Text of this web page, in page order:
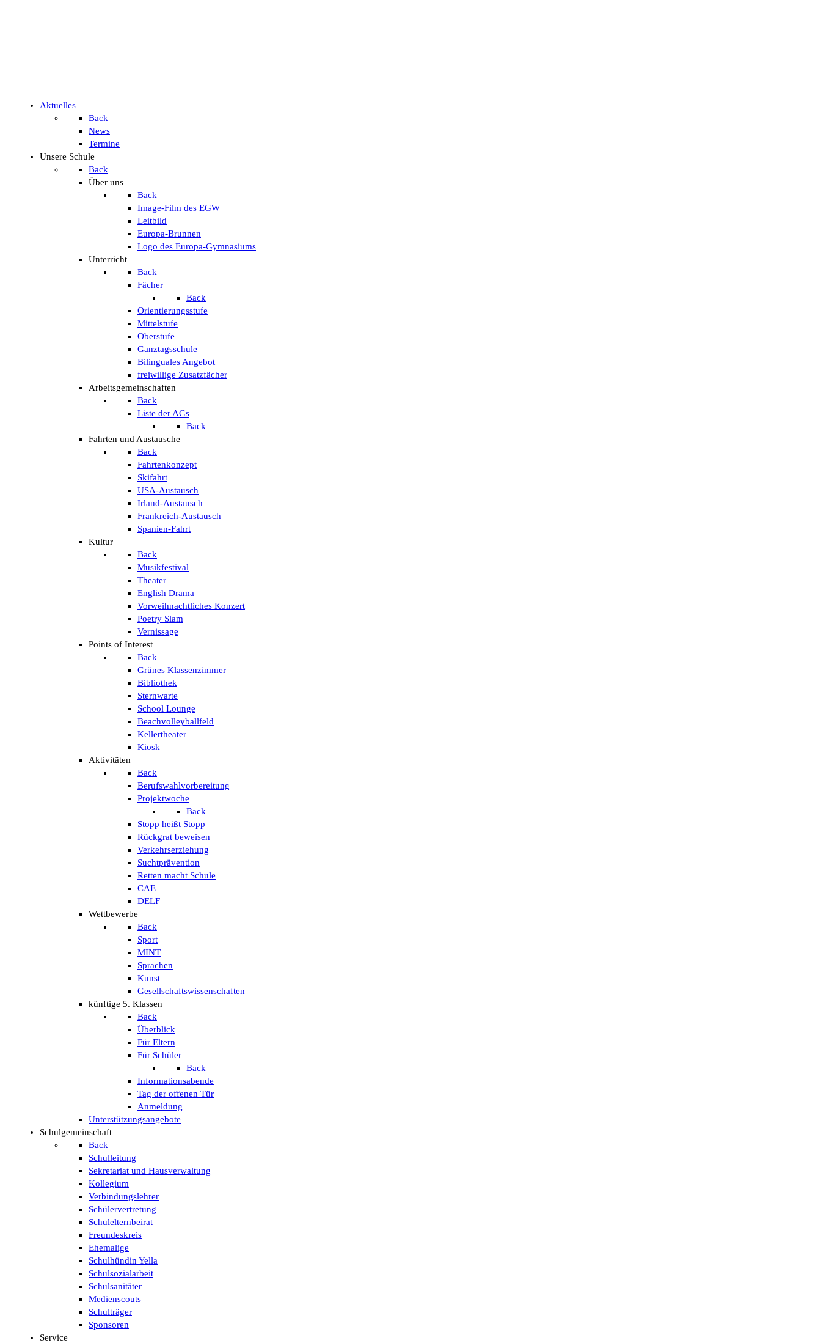
Aktuelles
Back
News
Termine
Unsere Schule
Back
Über uns
Back
Image-Film des EGW
Leitbild
Europa-Brunnen
Logo des Europa-Gymnasiums
Unterricht
Back
Fächer
Back
Orientierungsstufe
Mittelstufe
Oberstufe
Ganztagsschule
Bilinguales Angebot
freiwillige Zusatzfächer
Arbeitsgemeinschaften
Back
Liste der AGs
Back
Fahrten und Austausche
Back
Fahrtenkonzept
Skifahrt
USA-Austausch
Irland-Austausch
Frankreich-Austausch
Spanien-Fahrt
Kultur
Back
Musikfestival
Theater
English Drama
Vorweihnachtliches Konzert
Poetry Slam
Vernissage
Points of Interest
Back
Grünes Klassenzimmer
Bibliothek
Sternwarte
School Lounge
Beachvolleyballfeld
Kellertheater
Kiosk
Aktivitäten
Back
Berufswahlvorbereitung
Projektwoche
Back
Stopp heißt Stopp
Rückgrat beweisen
Verkehrserziehung
Suchtprävention
Retten macht Schule
CAE
DELF
Wettbewerbe
Back
Sport
MINT
Sprachen
Kunst
Gesellschaftswissenschaften
künftige 5. Klassen
Back
Überblick
Für Eltern
Für Schüler
Back
Informationsabende
Tag der offenen Tür
Anmeldung
Unterstützungsangebote
Schulgemeinschaft
Back
Schulleitung
Sekretariat und Hausverwaltung
Kollegium
Verbindungslehrer
Schülervertretung
Schulelternbeirat
Freundeskreis
Ehemalige
Schulhündin Yella
Schulsozialarbeit
Schulsanitäter
Medienscouts
Schulträger
Sponsoren
Service